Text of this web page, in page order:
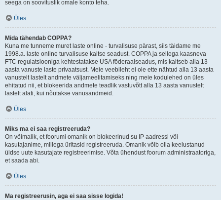
seega on soovituslik omale konto teha.
Üles
Mida tähendab COPPA?
Kuna me tunneme muret laste online - turvalisuse pärast, siis täidame me
1998.a. laste online turvalisuse kaitse seadust. COPPA ja sellega kaasneva
FTC regulatsiooniga kehtestatakse USA föderaalseadus, mis kaitseb alla 13
aasta vanuste laste privaatsust. Meie veebileht ei ole ette nähtud alla 13 aasta
vanustelt lastelt andmete väljameelitamiseks ning meie kodulehed on üles
ehitatud nii, et blokeerida andmete teadlik vastuvõtt alla 13 aasta vanustelt
lastelt alati, kui nõutakse vanusandmeid.
Üles
Miks ma ei saa registreeruda?
On võimalik, et foorumi omanik on blokeerinud su IP aadressi või
kasutajanime, millega üritasid registreeruda. Omanik võib olla keelustanud
üldse uute kasutajate registreerimise. Võta ühendust foorum administraatoriga,
et saada abi.
Üles
Ma registreerusin, aga ei saa sisse logida!